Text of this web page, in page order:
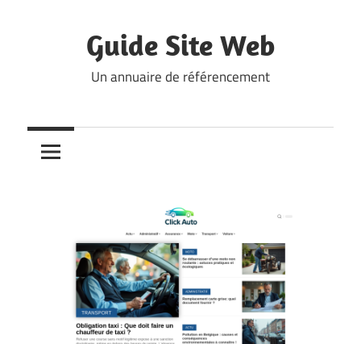
Guide Site Web
Un annuaire de référencement